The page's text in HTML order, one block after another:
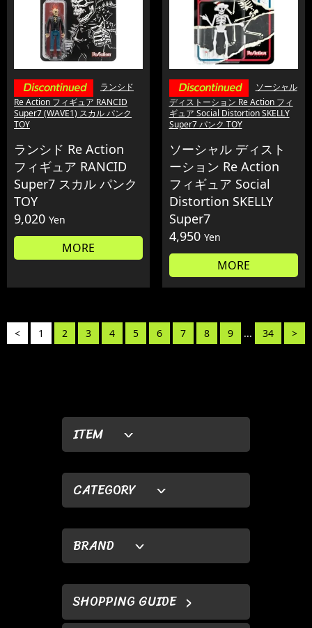
ITEM
CATEGORY
BRAND
SHOPPING GUIDE
ランシド
Re Action フィギュア RANCID
Super7 (WAVE1) スカル パンク
TOY
ランシド Re Action
フィギュア RANCID
Super7 スカル パンク
TOY
9,020 Yen
MORE
ソーシャル
ディストーション Re Action フィ
ギュア Social Distortion SKELLY
Super7 パンク TOY
ソーシャル ディスト
ーション Re Action
フィギュア Social
Distortion SKELLY
Super7
4,950 Yen
MORE
< 1 2 3 4 5 6 7 8 9 ... 34 >